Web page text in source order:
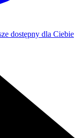
dostępny dla Ciebie